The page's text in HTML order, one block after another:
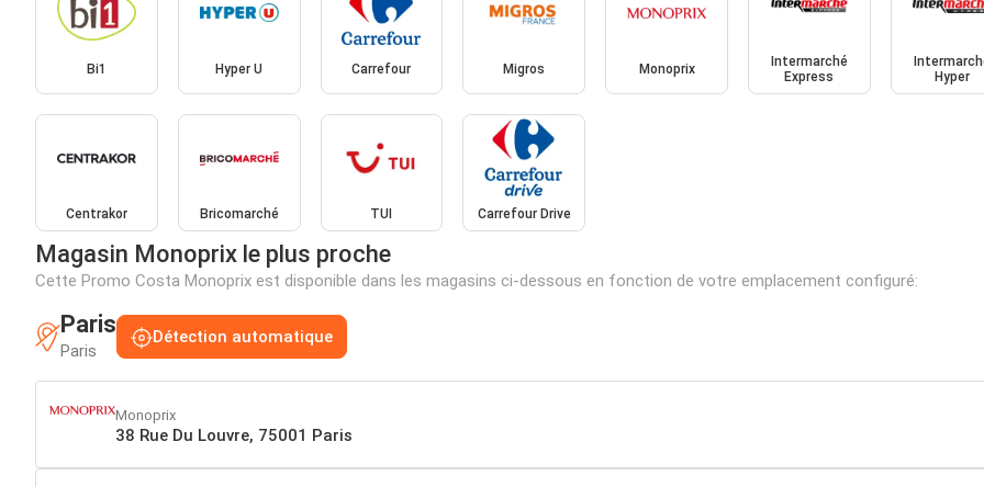
Bi1 Hyper U Carrefour Migros Monoprix
Intermarché
Express
Hyper
Centrakor Bricomarché TUI Carrefour Drive
Magasin Monoprix le plus proche
Cette Promo Costa Monoprix est disponible dans les magasins ci-dessous en fonction de votre emplacement configuré:
Paris
Paris
Détection automatique
Monoprix
38 Rue Du Louvre, 75001 Paris